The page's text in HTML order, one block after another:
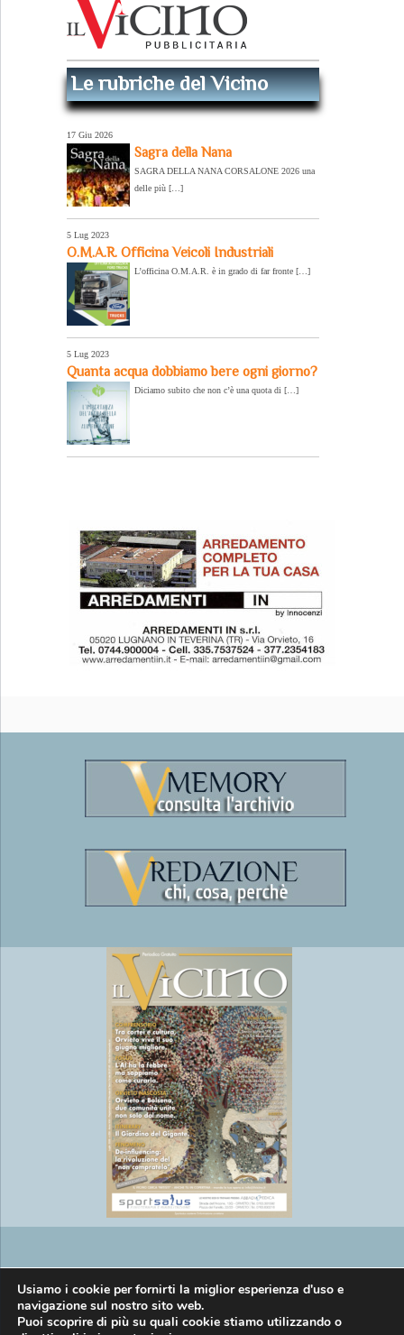
Le rubriche del Vicino
17 Giu 2026
Sagra della Nana
SAGRA DELLA NANA CORSALONE 2026 una
delle più […]
5 Lug 2023
O.M.A.R. Officina Veicoli Industriali
L’officina O.M.A.R. è in grado di far fronte […]
5 Lug 2023
Quanta acqua dobbiamo bere ogni giorno?
Diciamo subito che non c’è una quota di […]
Copyright © EasyMedia srl P.IVA
Usiamo i cookie per fornirti la miglior esperienza d'uso e
navigazione sul nostro sito web.
Puoi scoprire di più su quali cookie stiamo utilizzando o